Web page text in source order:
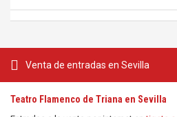
Venta de entradas en Sevilla
Teatro Flamenco de Triana en Sevilla